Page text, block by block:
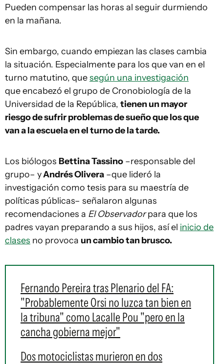
Pueden compensar las horas al seguir durmiendo
en la mañana.
Sin embargo, cuando empiezan las clases cambia
la situación. Especialmente para los que van en el
turno matutino, quesegún una investigación
que encabezó el grupo de Cronobiología de la
Universidad de la República, tienen un mayor
riesgo de sufrir problemas de sueño que los que
van a la escuela en el turno de la tarde.
Los biólogos Bettina Tassino –responsable del
grupo– yAndrés Olivera –que lideró la
investigación como tesis para su maestría de
políticas públicas– señalaron algunas
recomendaciones a El Observadorpara que los
padres vayan preparando a sus hijos, así el inicio de
clases no provoca un cambio tan brusco.
Fernando Pereira tras Plenario del FA:
"Probablemente Orsi no luzca tan bien en
la tribuna" como Lacalle Pou "pero en la
cancha gobierna mejor"
Dos motociclistas murieron en dos